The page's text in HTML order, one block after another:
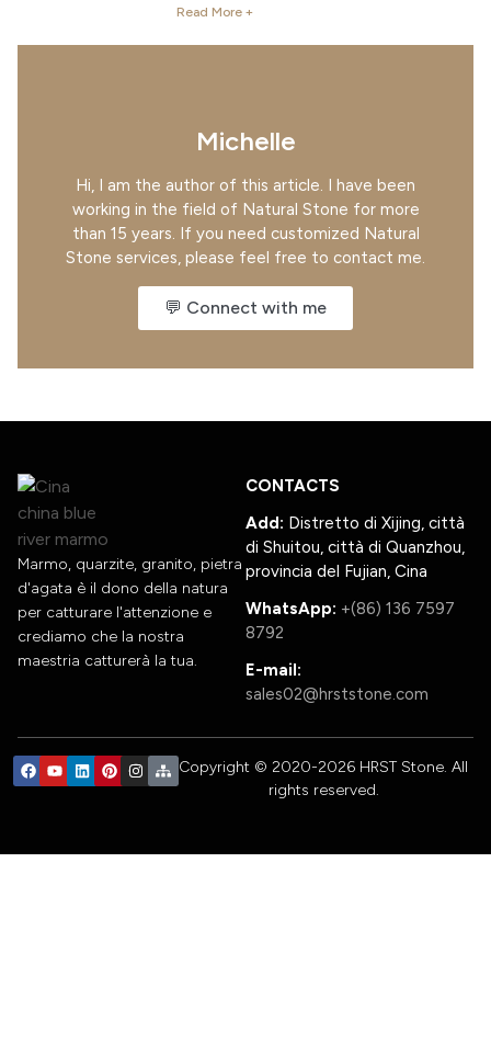
Read More +
Michelle
Hi, I am the author of this article. I have been
working in the field of Natural Stone for more
than 15 years. If you need customized Natural
Stone services, please feel free to contact me.
💬 Connect with me
Marmo, quarzite, granito, pietra
d'agata è il dono della natura
per catturare l'attenzione e
crediamo che la nostra
maestria catturerà la tua.
CONTACTS
Add: Distretto di Xijing, città
di Shuitou, città di Quanzhou,
provincia del Fujian, Cina
WhatsApp: +(86) 136 7597
8792
E-mail:
sales02@hrststone.com
Copyright © 2020-2026 HRST Stone. All
rights reserved.